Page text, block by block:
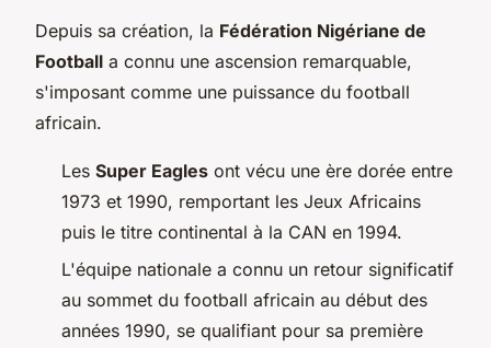
Depuis sa création, la Fédération Nigériane de
Football a connu une ascension remarquable,
s'imposant comme une puissance du football
africain.
Les Super Eagles ont vécu une ère dorée entre
1973 et 1990, remportant les Jeux Africains
puis le titre continental à la CAN en 1994.
L'équipe nationale a connu un retour significatif
au sommet du football africain au début des
années 1990, se qualifiant pour sa première